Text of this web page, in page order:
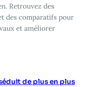
Retrouvez des
des comparatifs pour
et améliorer
de plus en plus